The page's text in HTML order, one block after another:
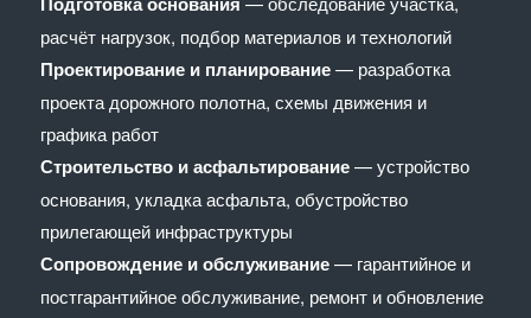
расчёт нагрузок, подбор материалов и технологий
Проектирование и планирование— разработка
проекта дорожного полотна, схемы движения и
графика работ
Строительство и асфальтирование— устройство
основания, укладка асфальта, обустройство
прилегающей инфраструктуры
Сопровождение и обслуживание— гарантийное и
постгарантийное обслуживание, ремонт и обновление